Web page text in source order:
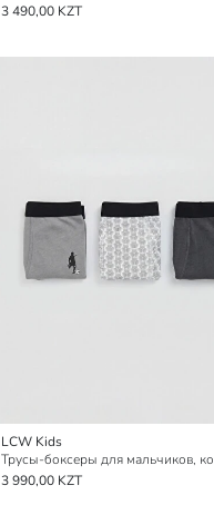
3 490,00 KZT
LCW Kids
3 990,00 KZT